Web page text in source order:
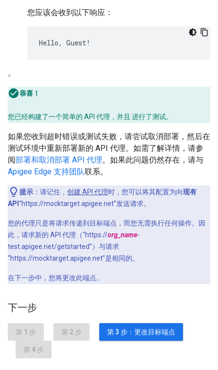
您应该会收到以下响应：
Hello, Guest!
。
恭喜！
您已经构建了一个简单的 API 代理，并且 进行了测试。
如果您收到超时错误或测试失败，请尝试取消部署，然后在
测试环境中重新部署新的 API 代理。如需了解详情，请参
阅部署和取消部署 API 代理。如果此问题仍然存在，请与
Apigee Edge 支持团队联系。
提示 ：请记住， 创建 API 代理时，您可以将其配置为向现有
API “https://mocktarget.apigee.net”发送请求。
您的代理只是将请求传递到目标端点，而您无需执行任何操作。因
此，请求新的 API 代理（“https://org_name-
test.apigee.net/getstarted”）与请求
“https://mocktarget.apigee.net”是相同的。
在下一步中，您将更改此端点。
下一步
第 1 步 第 2 步 第 3 步：更改目标端点
第 4 步